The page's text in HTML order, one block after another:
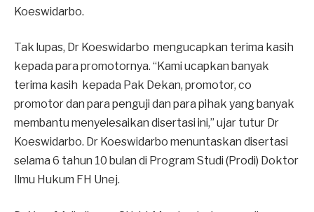
Koeswidarbo.
Tak lupas, Dr Koeswidarbo mengucapkan terima kasih
kepada para promotornya. “Kami ucapkan banyak
terima kasih kepada Pak Dekan, promotor, co
promotor dan para penguji dan para pihak yang banyak
membantu menyelesaikan disertasi ini,” ujar tutur Dr
Koeswidarbo. Dr Koeswidarbo menuntaskan disertasi
selama 6 tahun 10 bulan di Program Studi (Prodi) Doktor
Ilmu Hukum FH Unej.